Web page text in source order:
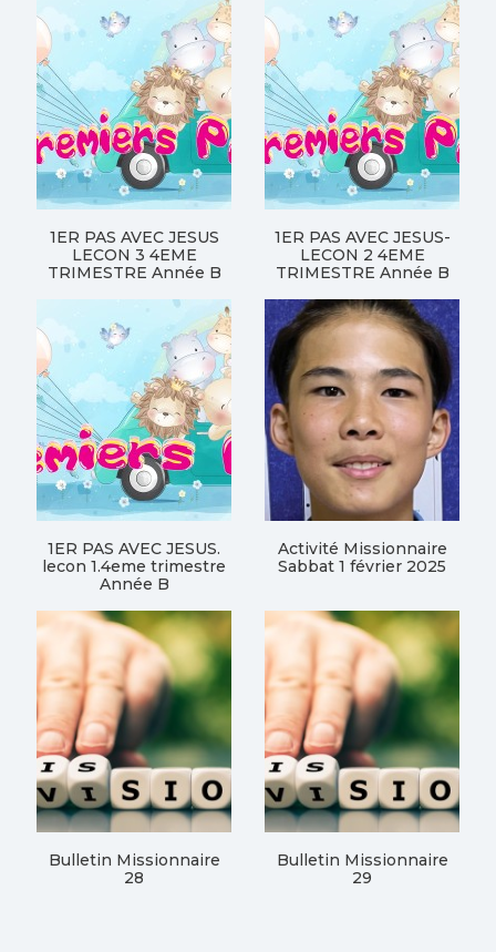
1ER PAS AVEC JESUS
LECON 3 4EME
TRIMESTRE Année B
1ER PAS AVEC JESUS-
LECON 2 4EME
TRIMESTRE Année B
1ER PAS AVEC JESUS.
lecon 1.4eme trimestre
Année B
Activité Missionnaire
Sabbat 1 février 2025
Bulletin Missionnaire
28
Bulletin Missionnaire
29